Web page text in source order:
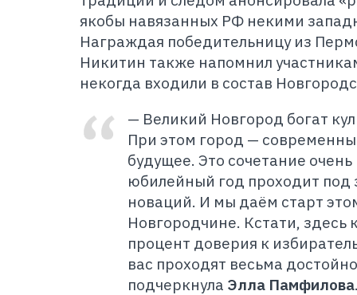
якобы навязанных РФ некими
Награждая победительницу из
Никитин также напомнил
некогда входили в состав
— Великий Новгород богат
При этом город —
будущее. Это сочетание
юбилейный год проходит
новаций. И мы даём старт
Новгородчине. Кстати, здесь
процент доверия к
вас проходят весьма
подчеркнула Элла Памфилова